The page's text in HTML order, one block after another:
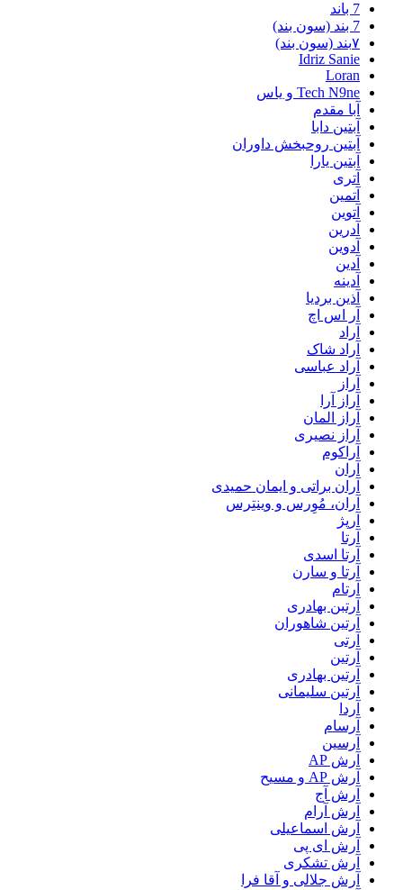
7 باند
7 بند (سون بند)
۷بند (سون بند)
Idriz Sanie
Loran
Tech N9ne و یاس
آبا مقدم
آبتین دابا
آبتین روحبخش داوران
آبتین یارا
آتری
آتمین
آتوین
آدرین
آدوین
آدین
آدینه
آذین بردیا
آر اس اچ
آراد
آراد شاک
آراد عباسی
آراز
آراز آرا
آراز المان
آراز نصیری
آراکوم
آران
آران براتی و ایمان حمیدی
آران، مُوِرس و وینتِرس
آرپژ
آرتا
آرتا اسدی
آرتا و سارن
آرتام
آرتبن بهادری
آرتين شاهوران
آرتی
آرتین
آرتین بهادری
آرتین سلیمانی
آردا
آرسام
آرسین
آرش AP
آرش AP و مسیح
آرش آج
آرش آرام
آرش اسماعیلی
آرش ای پی
آرش تشکری
آرش جلالی و آقا فرا